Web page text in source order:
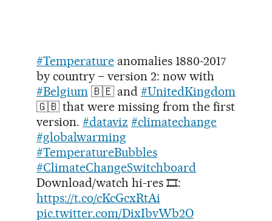
#Temperature anomalies 1880-2017
by country – version 2: now with
#Belgium 🇧🇪 and #UnitedKingdom
🇬🇧 that were missing from the first
version. #dataviz #climatechange
#globalwarming
#TemperatureBubbles
#ClimateChangeSwitchboard
Download/watch hi-res 🎞:
https://t.co/cKcGcxRtAi
pic.twitter.com/DixIbvWb2O